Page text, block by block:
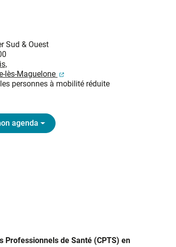
Sud & Ouest
lès-Maguelone
(ouverture dans un nouvel onglet)
personnes à mobilité réduite
agenda
Professionnels de Santé (CPTS) en